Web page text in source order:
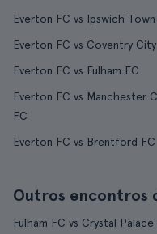
Everton FC vs Ipswich Town
Everton FC vs Coventry City
Everton FC vs Fulham FC
Everton FC vs Manchester
FC
Everton FC vs Brentford FC
Outros encontros
Fulham FC vs Crystal Palace